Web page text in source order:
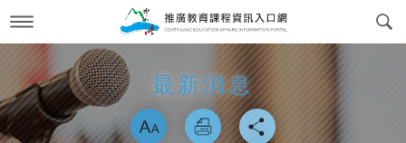
到
要
內
容
最新消息 News
關於我們 About us
最新消息 略過字型切